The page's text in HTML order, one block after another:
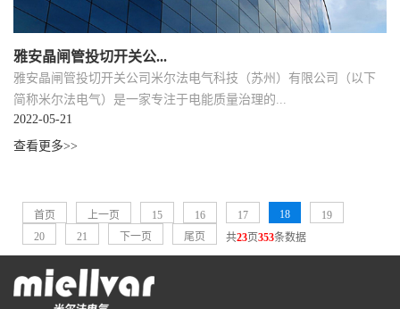
雅安晶闸管投切开关公...
雅安晶闸管投切开关公司米尔法电气科技（苏州）有限公司（以下
简称米尔法电气）是一家专注于电能质量治理的...
2022-05-21
查看更多>>
首页 上一页 15 16 17 18
19
20
21 下一页 尾页 共23页353条数据